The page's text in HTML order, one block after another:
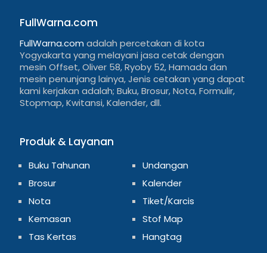
FullWarna.com
FullWarna.com adalah percetakan di kota
Yogyakarta yang melayani jasa cetak dengan
mesin Offset, Oliver 58, Ryoby 52, Hamada dan
mesin penunjang lainya, Jenis cetakan yang dapat
kami kerjakan adalah; Buku, Brosur, Nota, Formulir,
Stopmap, Kwitansi, Kalender, dll.
Produk & Layanan
Buku Tahunan
Brosur
Nota
Kemasan
Tas Kertas
Undangan
Kalender
Tiket/Karcis
Stof Map
Hangtag